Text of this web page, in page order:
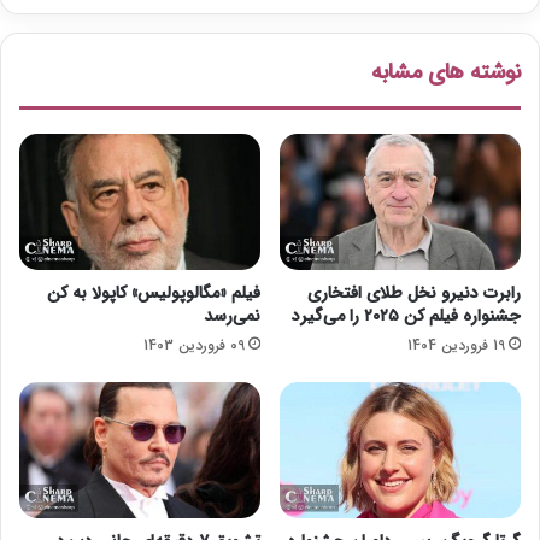
ل
«
ن
و
ب
ش
ن
س
»
ع
و
ض
د
نوشته های مشابه
رابرت دنیرو نخل طلای افتخاری
جشنواره فیلم کن ۲۰۲۵ را می‌گیرد
19 فروردین 1404
فیلم «مگالوپولیس» کاپولا به کن
نمی‌رسد
09 فروردین 1403